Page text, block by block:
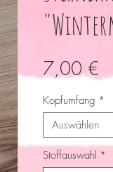
7,00 €
Kopfumfang *
Auswählen
Stoffauswahl *